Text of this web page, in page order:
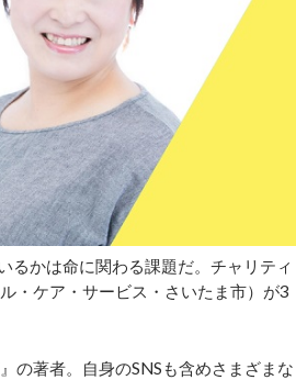
かは命に関わる課題だ。チャリティ
・ケア・サービス・さいたま市）が3
の著者。自身のSNSも含めさまざまな